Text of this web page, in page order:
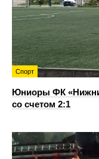
Спорт
Юниоры ФК
со счетом 2:1